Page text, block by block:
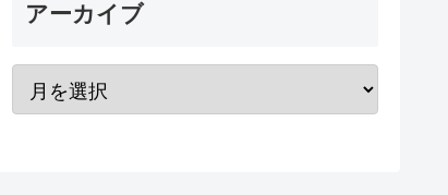
アーカイブ